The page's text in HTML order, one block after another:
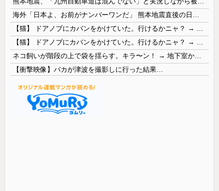
【衝撃映像】バカが津波を撮影しに行った結果…